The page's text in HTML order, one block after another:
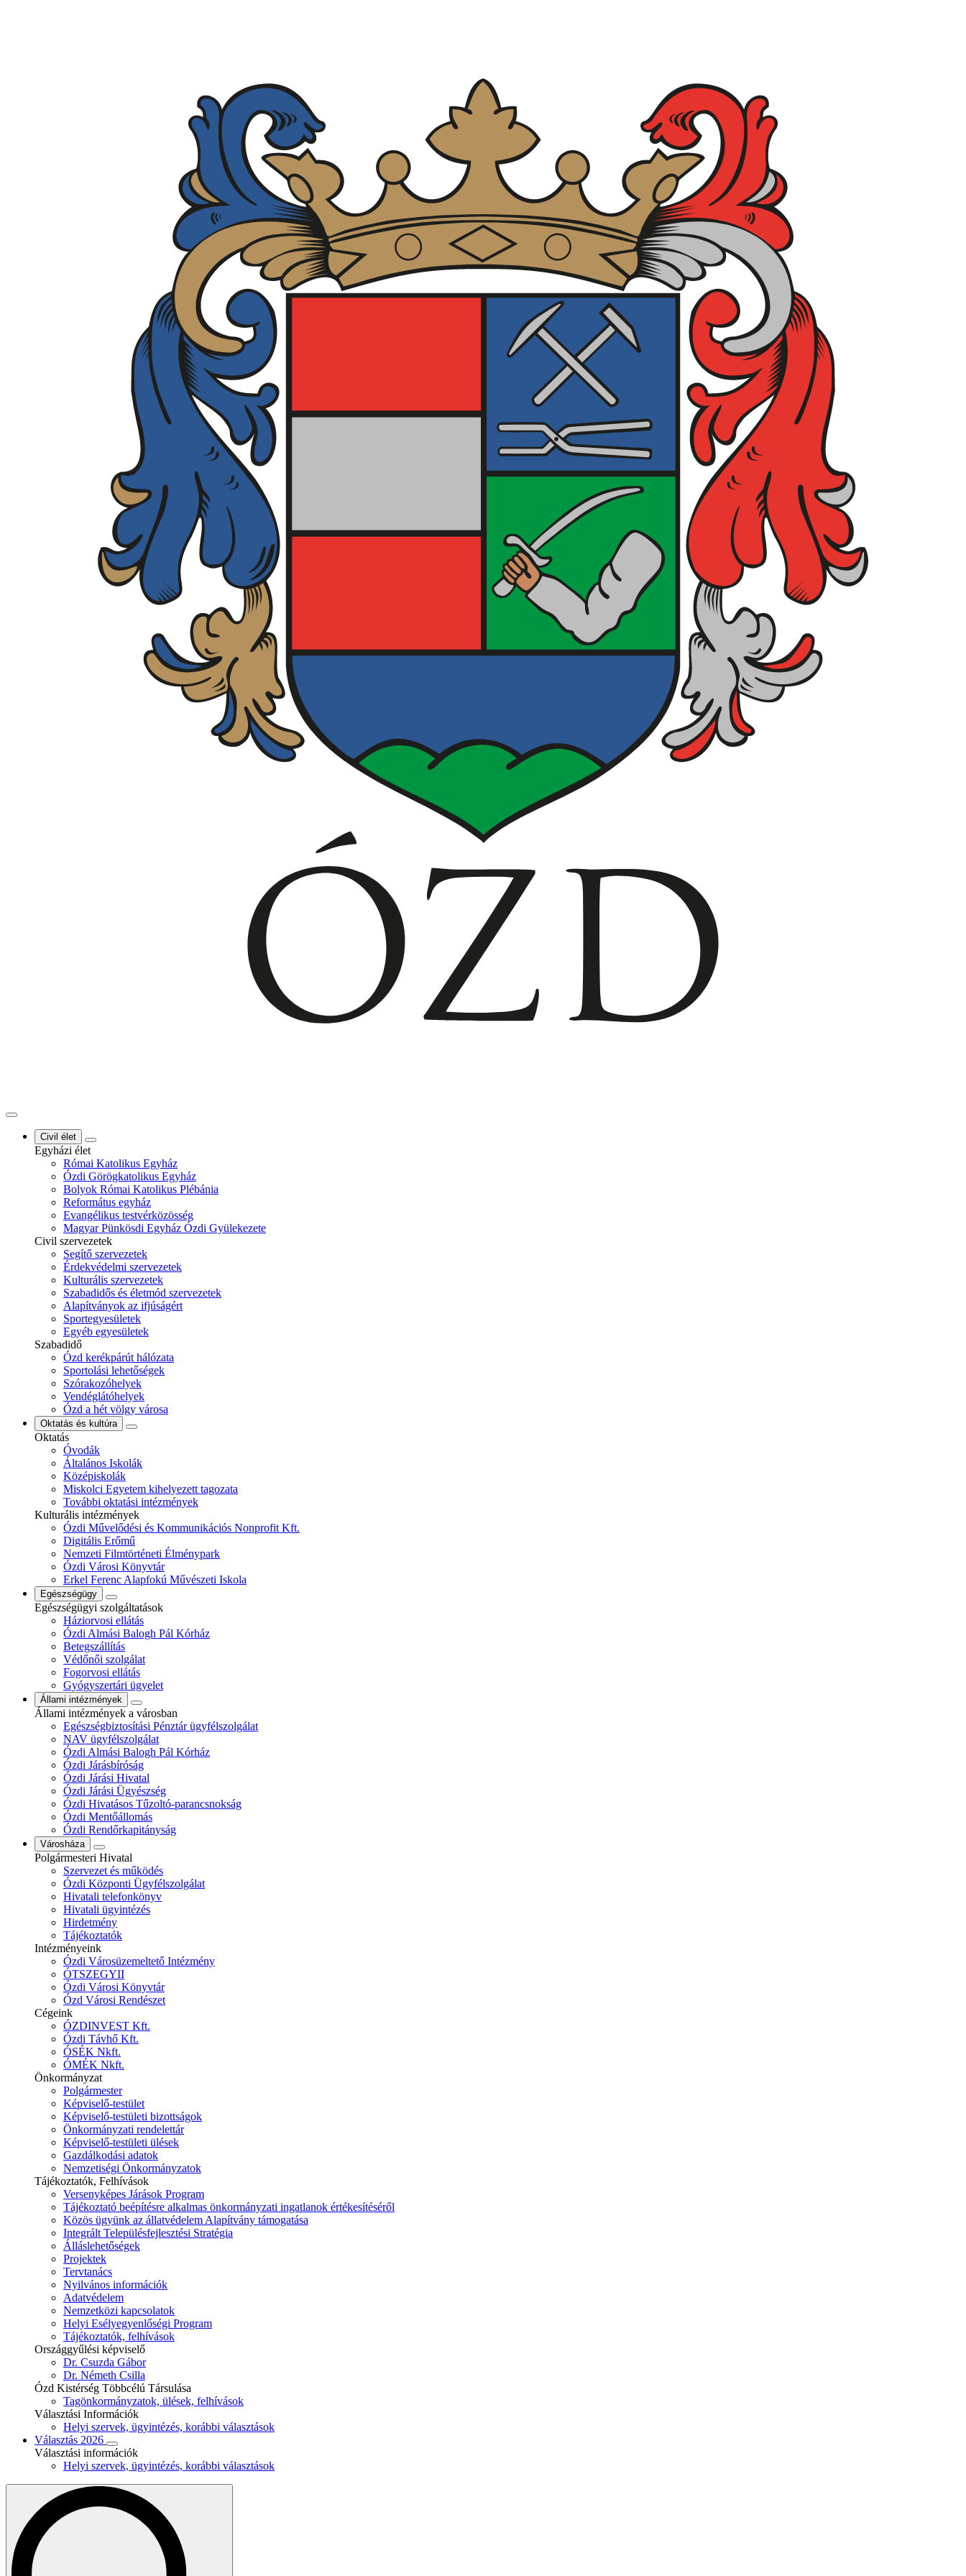
Civil élet
Egyházi élet
Római Katolikus Egyház
Ózdi Görögkatolikus Egyház
Bolyok Római Katolikus Plébánia
Református egyház
Evangélikus testvérközösség
Magyar Pünkösdi Egyház Ózdi Gyülekezete
Civil szervezetek
Segítő szervezetek
Érdekvédelmi szervezetek
Kulturális szervezetek
Szabadidős és életmód szervezetek
Alapítványok az ifjúságért
Sportegyesületek
Egyéb egyesületek
Szabadidő
Ózd kerékpárút hálózata
Sportolási lehetőségek
Szórakozóhelyek
Vendéglátóhelyek
Ózd a hét völgy városa
Oktatás és kultúra
Oktatás
Óvodák
Általános Iskolák
Középiskolák
Miskolci Egyetem kihelyezett tagozata
További oktatási intézmények
Kulturális intézmények
Ózdi Művelődési és Kommunikációs Nonprofit Kft.
Digitális Erőmű
Nemzeti Filmtörténeti Élménypark
Ózdi Városi Könyvtár
Erkel Ferenc Alapfokú Művészeti Iskola
Egészségügy
Egészségügyi szolgáltatások
Háziorvosi ellátás
Ózdi Almási Balogh Pál Kórház
Betegszállítás
Védőnői szolgálat
Fogorvosi ellátás
Gyógyszertári ügyelet
Állami intézmények
Állami intézmények a városban
Egészségbiztosítási Pénztár ügyfélszolgálat
NAV ügyfélszolgálat
Ózdi Almási Balogh Pál Kórház
Ózdi Járásbíróság
Ózdi Járási Hivatal
Ózdi Járási Ügyészség
Ózdi Hivatásos Tűzoltó-parancsnokság
Ózdi Mentőállomás
Ózdi Rendőrkapitányság
Városháza
Polgármesteri Hivatal
Szervezet és működés
Ózdi Központi Ügyfélszolgálat
Hivatali telefonkönyv
Hivatali ügyintézés
Hirdetmény
Tájékoztatók
Intézményeink
Ózdi Városüzemeltető Intézmény
ÓTSZEGYII
Ózdi Városi Könyvtár
Ózd Városi Rendészet
Cégeink
ÓZDINVEST Kft.
Ózdi Távhő Kft.
ÓSÉK Nkft.
ÓMÉK Nkft.
Önkormányzat
Polgármester
Képviselő-testület
Képviselő-testületi bizottságok
Önkormányzati rendelettár
Képviselő-testületi ülések
Gazdálkodási adatok
Nemzetiségi Önkormányzatok
Tájékoztatók, Felhívások
Versenyképes Járások Program
Tájékoztató beépítésre alkalmas önkormányzati ingatlanok értékesítéséről
Közös ügyünk az állatvédelem Alapítvány támogatása
Integrált Településfejlesztési Stratégia
Álláslehetőségek
Projektek
Tervtanács
Nyilvános információk
Adatvédelem
Nemzetközi kapcsolatok
Helyi Esélyegyenlőségi Program
Tájékoztatók, felhívások
Országgyűlési képviselő
Dr. Csuzda Gábor
Dr. Németh Csilla
Ózd Kistérség Többcélú Társulása
Tagönkormányzatok, ülések, felhívások
Választási Információk
Helyi szervek, ügyintézés, korábbi választások
Választás 2026
Választási információk
Helyi szervek, ügyintézés, korábbi választások